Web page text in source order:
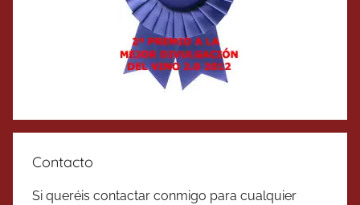
Contacto
Si queréis contactar conmigo para cualquier